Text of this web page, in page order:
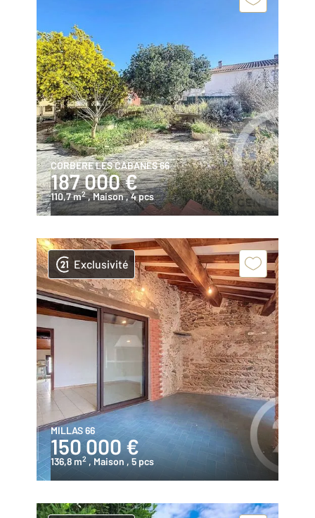
CORBERE LES CABANES 66
187 000 €
110,7 m2 , Maison, 4 pcs
Exclusivité
MILLAS 66
150 000 €
136,8 m2 , Maison , 5 pcs